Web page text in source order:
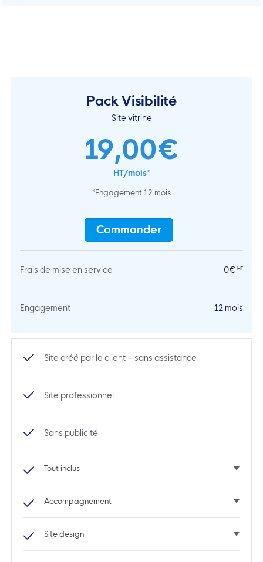
Pack Visibilité
Site vitrine
19,00€
HT/mois*
*Engagement 12 mois
Commander
Frais de mise en service 0€ HT
Engagement 12 mois
Site créé par le client – sans assistance
Site professionnel
Sans publicité
Tout inclus
Accompagnement
Site design